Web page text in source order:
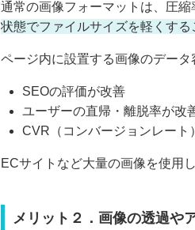
通常の画像フォーマットは、圧
状態でファイルサイズを軽くする
ページ内に設置する画像のデー
SEOの評価が改善
ユーザーの直帰・離脱率が改
CVR（コンバージョンレート
ECサイトなど大量の画像を使用
メリット２．画像の透過や